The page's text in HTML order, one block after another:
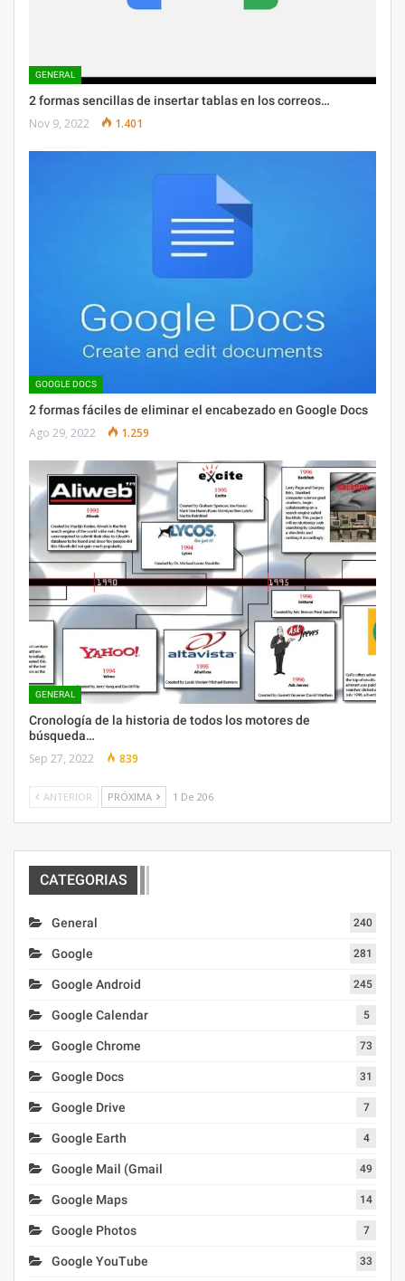
GENERAL
2 formas sencillas de insertar tablas en los correos…
Nov 9, 2022 1.401
GOOGLE DOCS
2 formas fáciles de eliminar el encabezado en Google Docs
Ago 29, 2022 1.259
GENERAL
Cronología de la historia de todos los motores de
búsqueda…
Sep 27, 2022 839
ANTERIOR PRÓXIMA 1 De 206
CATEGORIAS
General 240
Google 281
Google Android 245
Google Calendar 5
Google Chrome 73
Google Docs 31
Google Drive 7
Google Earth 4
Google Mail (Gmail 49
Google Maps 14
Google Photos 7
Google YouTube 33